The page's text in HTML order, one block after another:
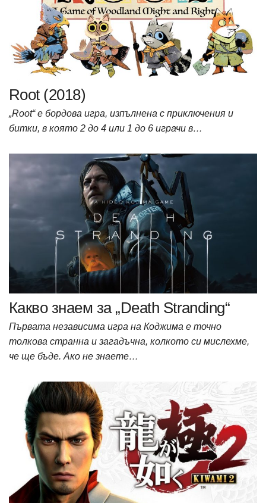
Root (2018)
„Root“ е бордова игра, изпълнена с приключения и
битки, в която 2 до 4 или 1 до 6 играчи в…
Какво знаем за „Death Stranding“
Първата независима игра на Коджима е точно
толкова странна и загадъчна, колкото си мислехме,
че ще бъде. Ако не знаете…